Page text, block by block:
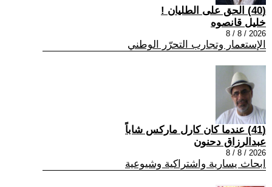
(40) الحق على الطليان !
خليل قانصوه
2026 / 8 / 8
الإستعمار وتجارب التحرّر الوطني
(41) عندما كان كارل ماركس شاباً
عبدالرزاق دحنون
2026 / 8 / 8
ابحاث يسارية واشتراكية وشيوعية